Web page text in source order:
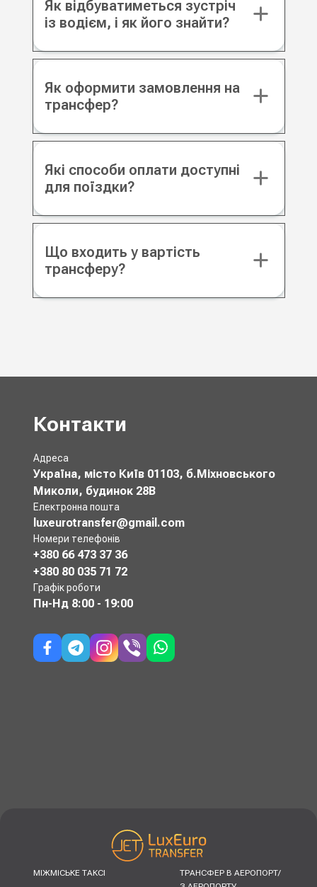
Як відбуватиметься зустріч
із водієм, і як його знайти?
Як оформити замовлення на
трансфер?
Які способи оплати доступні
для поїздки?
Що входить у вартість
трансферу?
Контакти
Адреса
Україна, місто Київ 01103, б.Міхновського
Миколи, будинок 28В
Електронна пошта
luxeurotransfer@gmail.com
Номери телефонів
+380 66 473 37 36
+380 80 035 71 72
Графік роботи
Пн-Нд 8:00 - 19:00
МІЖМІСЬКЕ ТАКСІ
ТРАНСФЕР В АЕРОПОРТ/